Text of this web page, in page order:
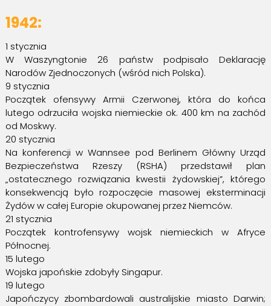
1942:
1 stycznia
W Waszyngtonie 26 państw podpisało Deklarację
Narodów Zjednoczonych (wśród nich Polska).
9 stycznia
Początek ofensywy Armii Czerwonej, która do końca
lutego odrzuciła wojska niemieckie ok. 400 km na zachód
od Moskwy.
20 stycznia
Na konferencji w Wannsee pod Berlinem Główny Urząd
Bezpieczeństwa Rzeszy (RSHA) przedstawił plan
„ostatecznego rozwiązania kwestii żydowskiej”, którego
konsekwencją było rozpoczęcie masowej eksterminacji
Żydów w całej Europie okupowanej przez Niemców.
21 stycznia
Początek kontrofensywy wojsk niemieckich w Afryce
Północnej.
15 lutego
Wojska japońskie zdobyły Singapur.
19 lutego
Japończycy zbombardowali australijskie miasto Darwin;